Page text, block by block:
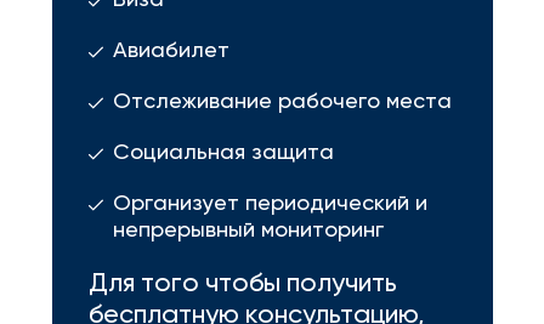
Авиабилет
Отслеживание рабочего места
Социальная защита
Организует периодический и
непрерывный мониторинг
Для того чтобы получить
бесплатную консультацию,